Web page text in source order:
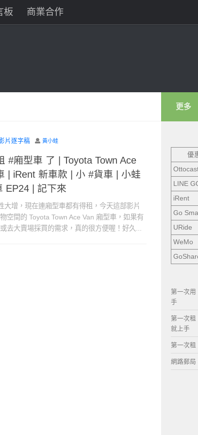
板 商業合作
片逐字稿 黃小蛙
#廂型車 了 | Toyota Town Ace
| iRent 新車款 | 小 #貨車 | 小蛙
EP24 | 記下來
大增，現在連廂型車都有得租，今天這部影片
空間的 Toyota Town Ace Van 廂型車，如果有
去大賣場採買的需求，真的很方便喔！好久...
更多
優
LINE
iRent
Go
URide
WeMo
第一次用
手
第一次
就上手
第一次
網路郵局